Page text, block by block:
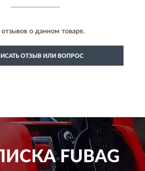
отзывов о данном товаре.
ОТЗЫВ ИЛИ ВОПРОС
FUBAG